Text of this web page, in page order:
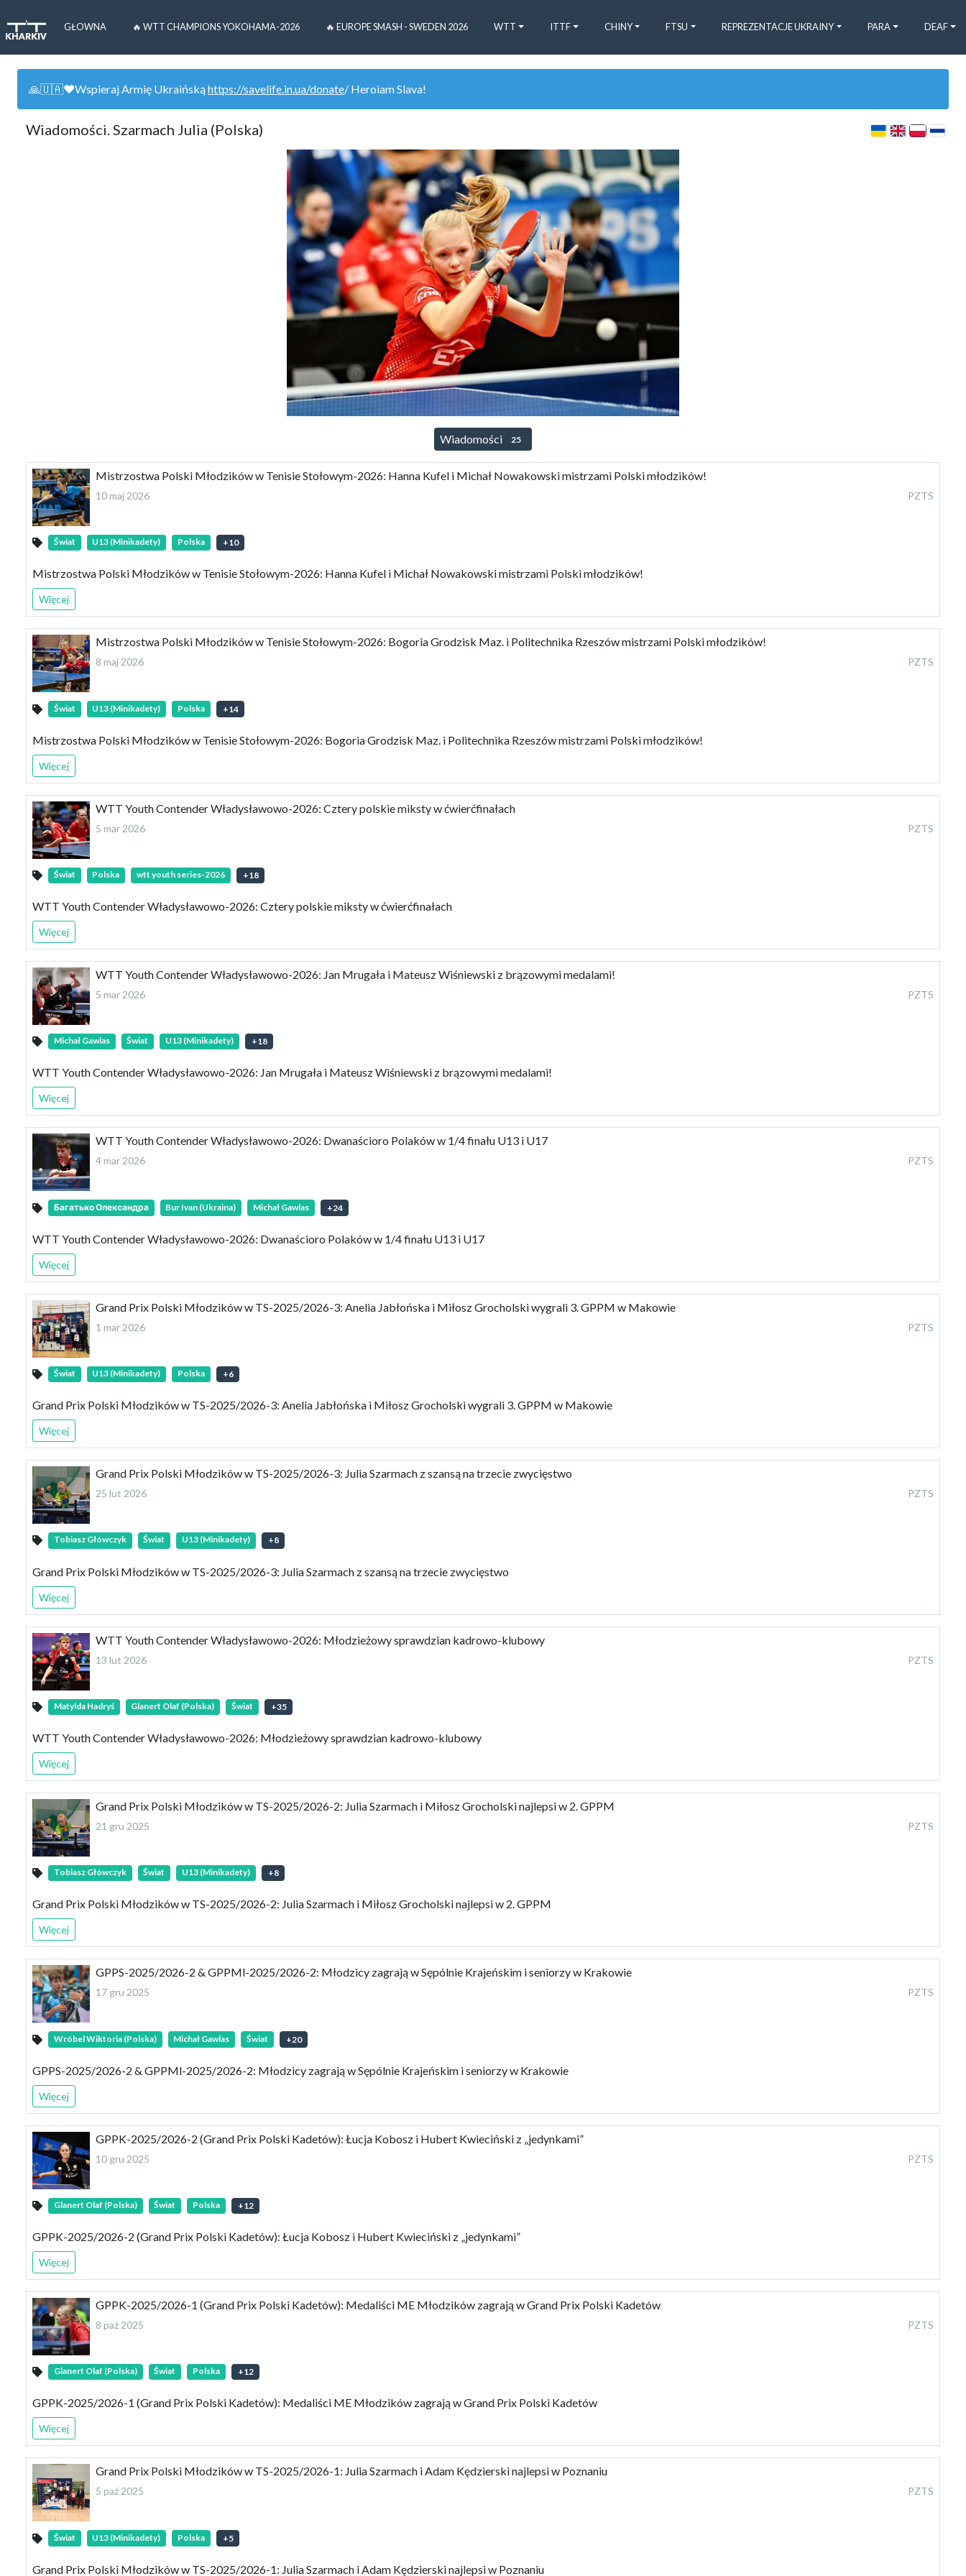
GŁOWNA 🔥 WTT CHAMPIONS YOKOHAMA-2026 🔥 EUROPE SMASH - SWEDEN 2026 WTT ITTF CHINY FTSU REPREZENTACJE UKRAINY PARA DEAF
🙏🇺🇦❤️Wspieraj Armię Ukraińskąhttps://savelife.in.ua/donate/ Heroiam Slava!
Wiadomości. Szarmach Julia (Polska)
Wiadomości 25
Mistrzostwa Polski Młodzików w Tenisie Stołowym-2026: Hanna Kufel i Michał Nowakowski mistrzami Polski młodzików!
10 maj 2026 PZTS
Świat U13 (Minikadety) Polska +10
Mistrzostwa Polski Młodzików w Tenisie Stołowym-2026: Hanna Kufel i Michał Nowakowski mistrzami Polski młodzików!
Więcej
Mistrzostwa Polski Młodzików w Tenisie Stołowym-2026: Bogoria Grodzisk Maz. i Politechnika Rzeszów mistrzami Polski młodzików!
8 maj 2026 PZTS
Świat U13 (Minikadety) Polska +14
Mistrzostwa Polski Młodzików w Tenisie Stołowym-2026: Bogoria Grodzisk Maz. i Politechnika Rzeszów mistrzami Polski młodzików!
Więcej
WTT Youth Contender Władysławowo-2026: Cztery polskie miksty w ćwierćfinałach
5 mar 2026 PZTS
Świat Polska wtt youth series-2026 +18
WTT Youth Contender Władysławowo-2026: Cztery polskie miksty w ćwierćfinałach
Więcej
WTT Youth Contender Władysławowo-2026: Jan Mrugała i Mateusz Wiśniewski z brązowymi medalami!
5 mar 2026 PZTS
Michał Gawlas Świat U13 (Minikadety) +18
WTT Youth Contender Władysławowo-2026: Jan Mrugała i Mateusz Wiśniewski z brązowymi medalami!
Więcej
WTT Youth Contender Władysławowo-2026: Dwanaścioro Polaków w 1/4 finału U13 i U17
4 mar 2026 PZTS
Багатько Олександра Bur Ivan (Ukraina) Michał Gawlas +24
WTT Youth Contender Władysławowo-2026: Dwanaścioro Polaków w 1/4 finału U13 i U17
Więcej
Grand Prix Polski Młodzików w TS-2025/2026-3: Anelia Jabłońska i Miłosz Grocholski wygrali 3. GPPM w Makowie
1 mar 2026 PZTS
Świat U13 (Minikadety) Polska +6
Grand Prix Polski Młodzików w TS-2025/2026-3: Anelia Jabłońska i Miłosz Grocholski wygrali 3. GPPM w Makowie
Więcej
Grand Prix Polski Młodzików w TS-2025/2026-3: Julia Szarmach z szansą na trzecie zwycięstwo
25 lut 2026 PZTS
Tobiasz Główczyk Świat U13 (Minikadety) +8
Grand Prix Polski Młodzików w TS-2025/2026-3: Julia Szarmach z szansą na trzecie zwycięstwo
Więcej
WTT Youth Contender Władysławowo-2026: Młodzieżowy sprawdzian kadrowo-klubowy
13 lut 2026 PZTS
Matylda Hadryś Glanert Olaf (Polska) Świat +35
WTT Youth Contender Władysławowo-2026: Młodzieżowy sprawdzian kadrowo-klubowy
Więcej
Grand Prix Polski Młodzików w TS-2025/2026-2: Julia Szarmach i Miłosz Grocholski najlepsi w 2. GPPM
21 gru 2025 PZTS
Tobiasz Główczyk Świat U13 (Minikadety) +8
Grand Prix Polski Młodzików w TS-2025/2026-2: Julia Szarmach i Miłosz Grocholski najlepsi w 2. GPPM
Więcej
GPPS-2025/2026-2 & GPPMl-2025/2026-2: Młodzicy zagrają w Sępólnie Krajeńskim i seniorzy w Krakowie
17 gru 2025 PZTS
Wróbel Wiktoria (Polska) Michał Gawlas Świat +20
GPPS-2025/2026-2 & GPPMl-2025/2026-2: Młodzicy zagrają w Sępólnie Krajeńskim i seniorzy w Krakowie
Więcej
GPPK-2025/2026-2 (Grand Prix Polski Kadetów): Łucja Kobosz i Hubert Kwieciński z „jedynkami”
10 gru 2025 PZTS
Glanert Olaf (Polska) Świat Polska +12
GPPK-2025/2026-2 (Grand Prix Polski Kadetów): Łucja Kobosz i Hubert Kwieciński z „jedynkami”
Więcej
GPPK-2025/2026-1 (Grand Prix Polski Kadetów): Medaliści ME Młodzików zagrają w Grand Prix Polski Kadetów
8 paź 2025 PZTS
Glanert Olaf (Polska) Świat Polska +12
GPPK-2025/2026-1 (Grand Prix Polski Kadetów): Medaliści ME Młodzików zagrają w Grand Prix Polski Kadetów
Więcej
Grand Prix Polski Młodzików w TS-2025/2026-1: Julia Szarmach i Adam Kędzierski najlepsi w Poznaniu
5 paź 2025 PZTS
Świat U13 (Minikadety) Polska +5
Grand Prix Polski Młodzików w TS-2025/2026-1: Julia Szarmach i Adam Kędzierski najlepsi w Poznaniu